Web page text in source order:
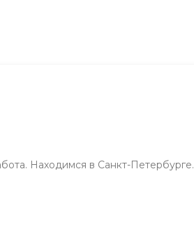
Находимся в Санкт-Петербурге.